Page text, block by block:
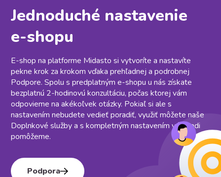
Jednoduché nastavenie
e⁠-⁠shopu
E-shop na platforme Midasto si vytvoríte a nastavíte
pekne krok za krokom vďaka prehľadnej a podrobnej
Podpore. Spolu s predplatným e-shopu u nás získate
bezplatnú 2-hodinovú konzultáciu, počas ktorej vám
odpovieme na akékoľvek otázky. Pokiaľ si ale s
nastavením nebudete vedieť poradiť, využiť môžete naše
Doplnkové služby a s kompletným nastavením vám radi
pomôžeme.
Podpora